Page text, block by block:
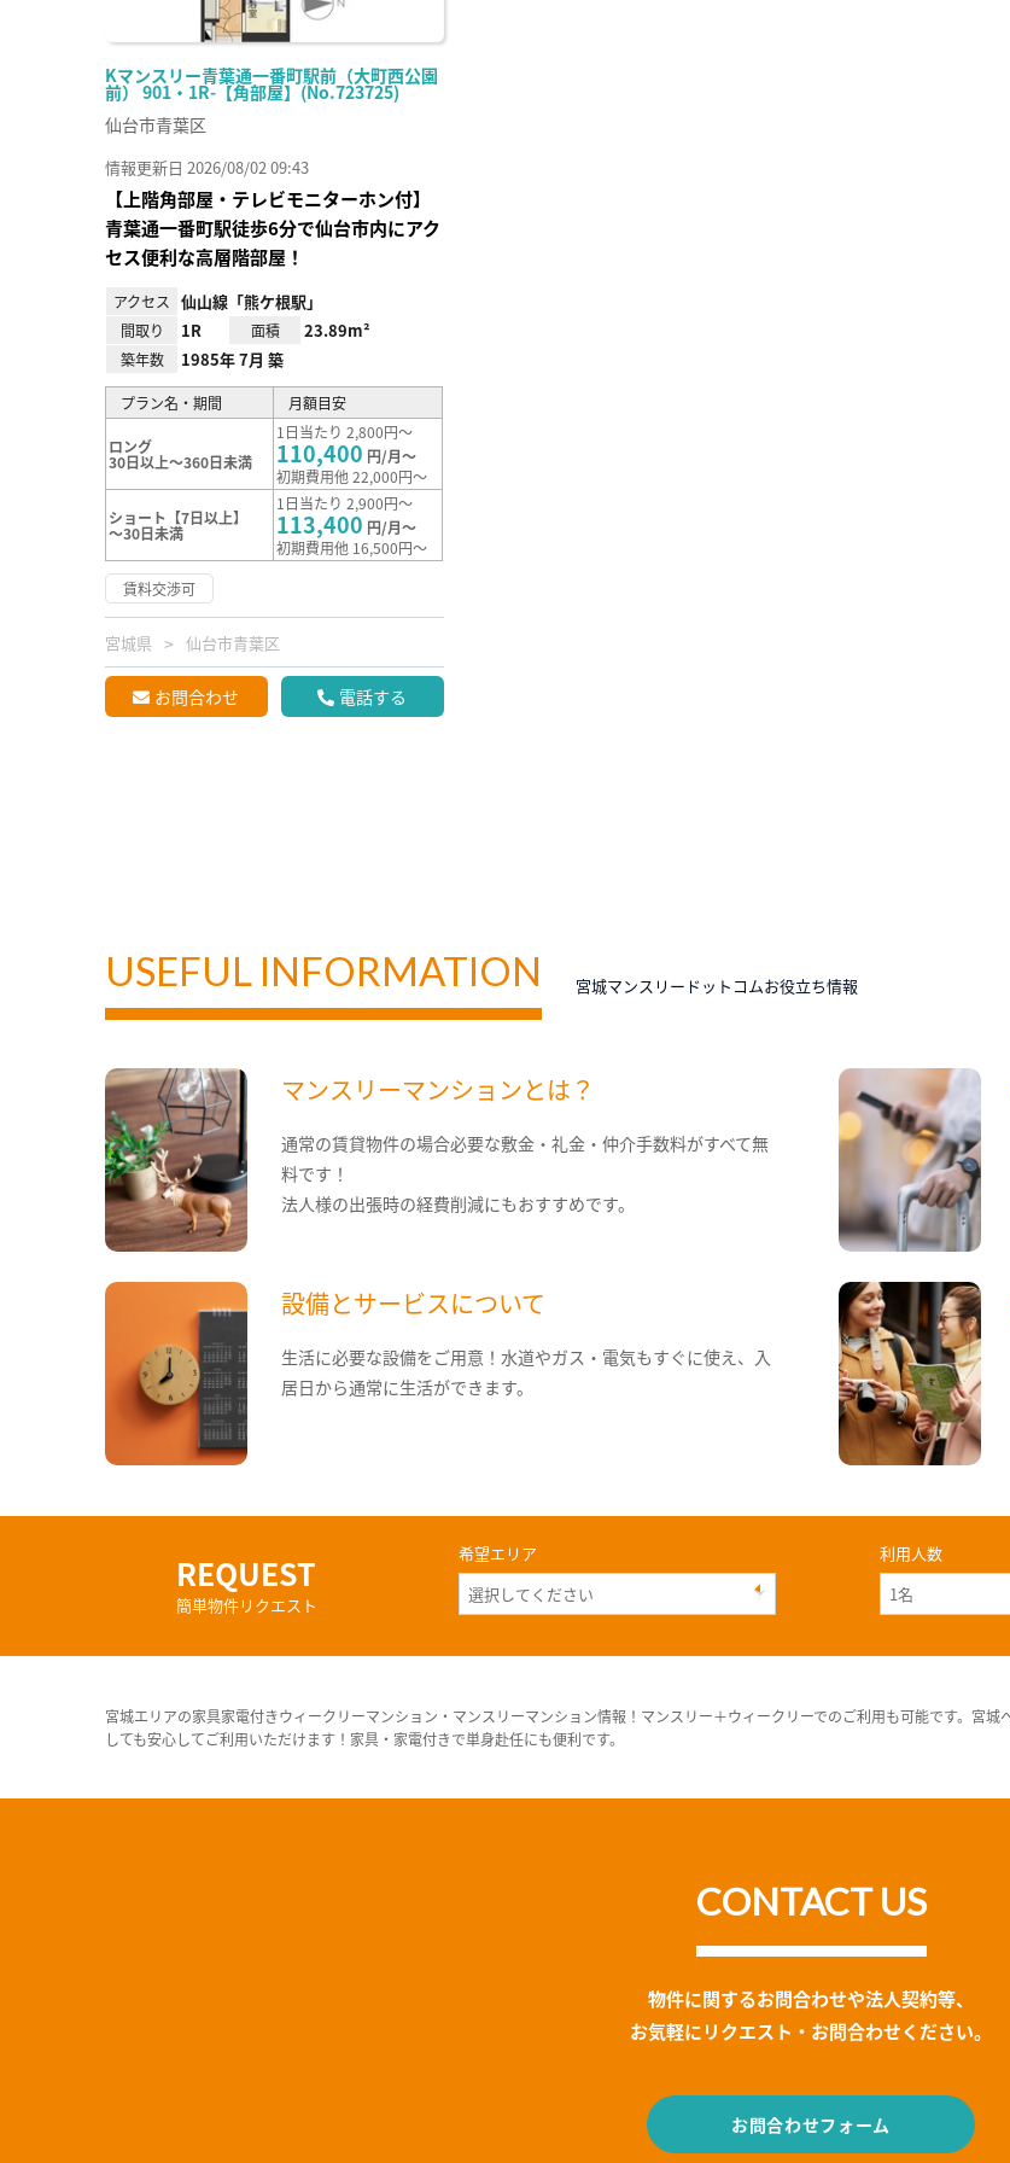
Kマンスリー青葉通一番町駅前（大町西公園
前） 901・1R-【角部屋】(No.723725)
仙台市青葉区
情報更新日 2026/08/02 09:43
【上階角部屋・テレビモニターホン付】
青葉通一番町駅徒歩6分で仙台市内にアク
セス便利な高層階部屋！
アクセス 仙山線「熊ケ根駅」
間取り 1R 面積 23.89m²
築年数 1985年 7月 築
プラン名・期間 月額目安
ロング
30日以上～360日未満
1日当たり 2,800円～
110,400 円/月～
初期費用他 22,000円～
ショート【7日以上】
～30日未満
1日当たり 2,900円～
113,400 円/月～
初期費用他 16,500円～
賃料交渉可
宮城県 仙台市青葉区
お問合わせ 電話する
USEFUL INFORMATION 宮城マンスリードットコムお役立ち情報
マンスリーマンションとは？
通常の賃貸物件の場合必要な敷金・礼金・仲介手数料がすべて無
料です！
法人様の出張時の経費削減にもおすすめです。
設備とサービスについて
生活に必要な設備をご用意！水道やガス・電気もすぐに使え、入
居日から通常に生活ができます。
REQUEST
簡単物件リクエスト
希望エリア 利用人数
宮城エリアの家具家電付きウィークリーマンション・マンスリーマンション情報！マンスリー＋ウィークリーでのご利用も可能です。宮
しても安心してご利用いただけます！家具・家電付きで単身赴任にも便利です。
CONTACT US
物件に関するお問合わせや法人契約等、
お気軽にリクエスト・お問合わせください。
お問合わせフォーム